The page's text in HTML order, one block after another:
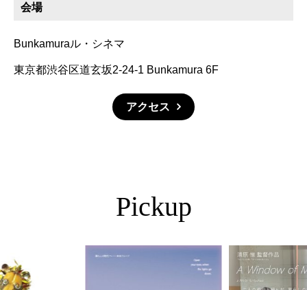
会場
Bunkamuraル・シネマ
東京都渋谷区道玄坂2-24-1 Bunkamura 6F
アクセス
Pickup